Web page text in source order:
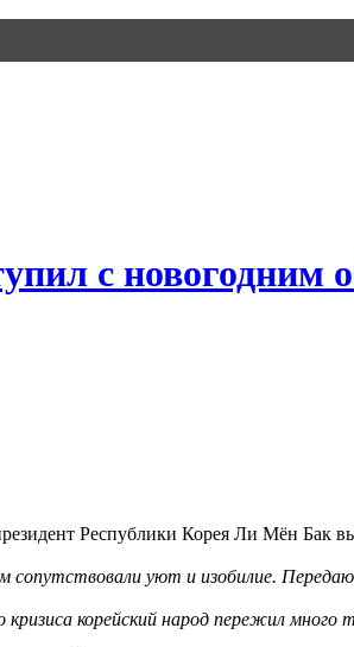
с новогодним
Республики Корея Ли Мён Бак
уют и изобилие.
корейский народ пережил